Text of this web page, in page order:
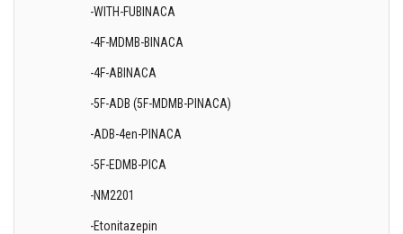
-WITH-FUBINACA
-4F-MDMB-BINACA
-4F-ABINACA
-5F-ADB (5F-MDMB-PINACA)
-ADB-4en-PINACA
-5F-EDMB-PICA
-NM2201
-Etonitazepin